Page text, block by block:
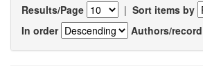
Results/Page | Sort items by
In order
Authors/record